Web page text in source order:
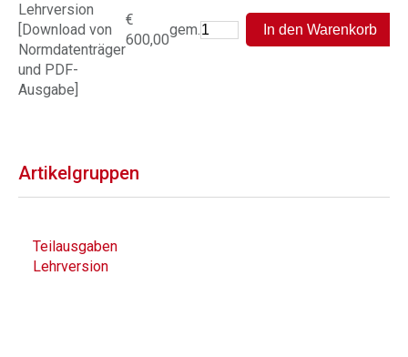
Lehrversion
[Download von
Normdatenträger
und PDF-
Ausgabe]
€
600,00
gem.
Artikelgruppen
Teilausgaben
Lehrversion